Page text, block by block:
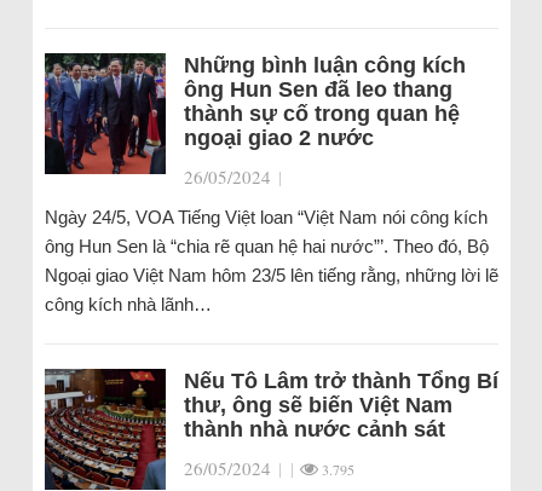
Những bình luận công kích
ông Hun Sen đã leo thang
thành sự cố trong quan hệ
ngoại giao 2 nước
26/05/2024 |
Ngày 24/5, VOA Tiếng Việt loan “Việt Nam nói công kích
ông Hun Sen là “chia rẽ quan hệ hai nước”’. Theo đó, Bộ
Ngoại giao Việt Nam hôm 23/5 lên tiếng rằng, những lời lẽ
công kích nhà lãnh…
Nếu Tô Lâm trở thành Tổng Bí
thư, ông sẽ biến Việt Nam
thành nhà nước cảnh sát
26/05/2024 | | 3.795